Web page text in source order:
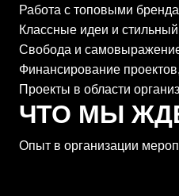
Работа с топовыми
Классные идеи и
Свобода и
Финансирование
Проекты в области
ЧТО МЫ
Опыт в организации